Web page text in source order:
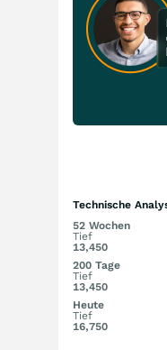
Technische
52 Wochen
Tief
13,450
200 Tage
Tief
13,450
Heute
Tief
16,750